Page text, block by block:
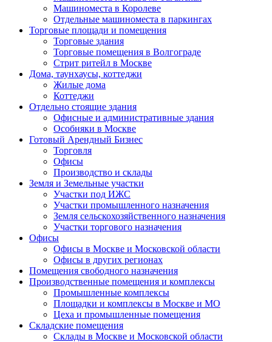
Машиноместа в Королеве
Отдельные машиноместа в паркингах
Торговые площади и помещения
Торговые здания
Торговые помещения в Волгограде
Стрит ритейл в Москве
Дома, таунхаусы, коттеджи
Жилые дома
Коттеджи
Отдельно стоящие здания
Офисные и административные здания
Особняки в Москве
Готовый Арендный Бизнес
Торговля
Офисы
Производство и склады
Земля и Земельные участки
Участки под ИЖС
Участки промышленного назначения
Земля сельскохозяйственного назначения
Участки торгового назначения
Офисы
Офисы в Москве и Московской области
Офисы в других регионах
Помещения свободного назначения
Производственные помещения и комплексы
Промышленные комплексы
Площадки и комплексы в Москве и МО
Цеха и промышленные помещения
Складские помещения
Склады в Москве и Московской области